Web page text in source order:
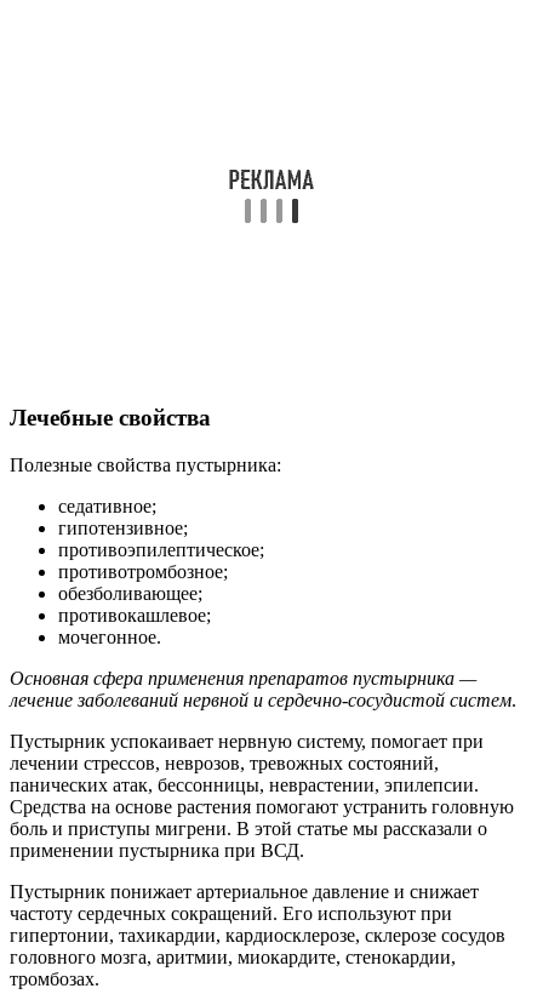
Лечебные свойства
Полезные свойства пустырника:
седативное;
гипотензивное;
противоэпилептическое;
противотромбозное;
обезболивающее;
противокашлевое;
мочегонное.
Основная сфера применения препаратов пустырника —
лечение заболеваний нервной и сердечно-сосудистой систем.
Пустырник успокаивает нервную систему, помогает при
лечении стрессов, неврозов, тревожных состояний,
панических атак, бессонницы, неврастении, эпилепсии.
Средства на основе растения помогают устранить головную
боль и приступы мигрени. В этой статье мы рассказали о
применении пустырника при ВСД.
Пустырник понижает артериальное давление и снижает
частоту сердечных сокращений. Его используют при
гипертонии, тахикардии, кардиосклерозе, склерозе сосудов
головного мозга, аритмии, миокардите, стенокардии,
тромбозах.